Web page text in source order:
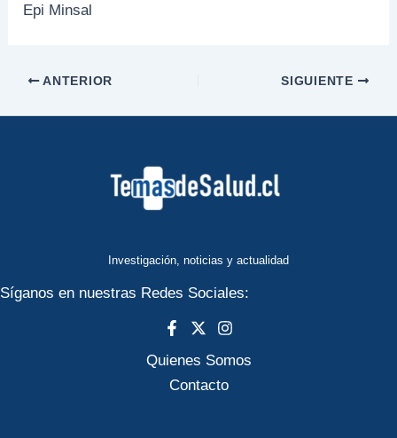
Epi Minsal
ANTERIOR SIGUIENTE
Investigación, noticias y actualidad
Síganos en nuestras Redes Sociales:
Quienes Somos
Contacto